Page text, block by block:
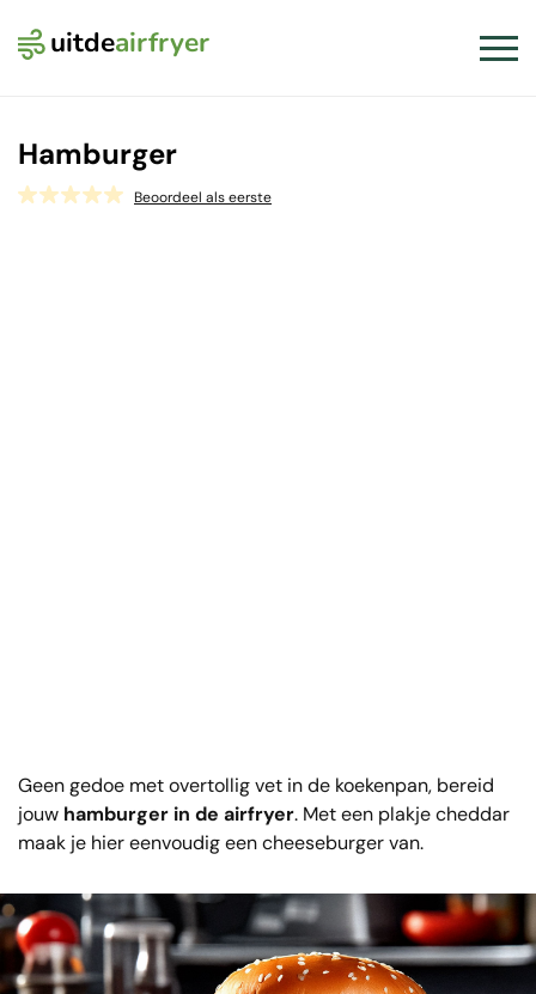
uitdeairfryerLogo Uit de Airfryer
Hamburger
Beoordeel als eerste
Geen gedoe met overtollig vet in de koekenpan, bereid
jouw hamburger in de airfryer. Met een plakje cheddar
maak je hier eenvoudig een cheeseburger van.